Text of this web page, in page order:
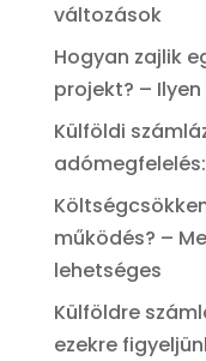
változások
Hogyan zajlik
projekt? –
Külföldi
működés? –
lehetséges
Külföldre
ezekre